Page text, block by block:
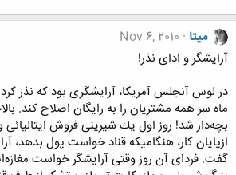
میتا Nov 6, 2010
آرایشگر و ادای نذر!
در لوس آنجلس آمریكا، آرایشگری بود که نذر
ماه سر همه مشتریان را به رایگان اصلاح كند.
بچه‌دار شد! روز اول یك شیرینی فروش
ازپایان كار، هنگامیكه قناد خواست پول بدهد،
گفت. فردای آن روز وقتی آرایشگر خواست